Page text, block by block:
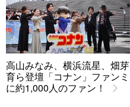
高山みなみ、横浜流星、畑芽
育ら登壇「コナン」ファンミ
に約1,000人のファン！